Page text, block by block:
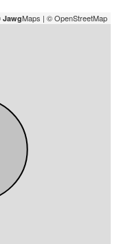
JawgMaps | © OpenStreetMap